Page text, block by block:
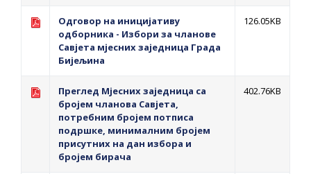
Одговор на иницијативу
одборника - Избори за чланове
Савјета мјесних заједница Града
Бијељина
126.05KB
Преглед Мјесних заједница са
бројем чланова Савјета,
потребним бројем потписа
подршке, минималним бројем
присутних на дан избора и
бројем бирача
402.76KB